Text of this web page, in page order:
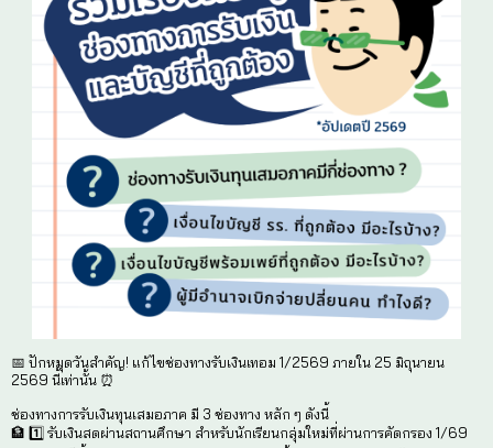
สิทธิ์ กสศ. รวบรวม 4 คำถามยอดฮิตที่พบบ่อยมาตอบให้
❓ ช่องทางรับเงินทุนเสมอภาคมีกี่ช่องทาง?
❓ เงื่อนไขบัญชีสถานศึกษาเพื่อให้รับเงินที่ถูกต้อง มีอะไรบ้
❓ เงื่อนไขบัญชีพร้อมเพย์ที่ถูกวิธี ต้องทำอย่างไร?
❓ หากผู้มีอำนาจเบิกจ่ายเปลี่ยนคน ต้องดำเนินการอย่างไ
👉 เลื่อนเพื่อดูแนวทางเพิ่มเติมได้เลย